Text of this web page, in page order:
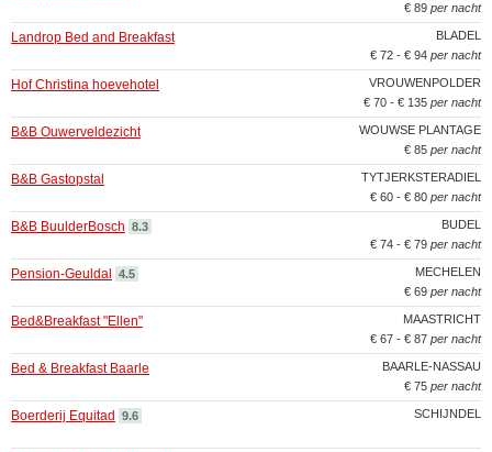
€ 89 per nacht
BLADEL
Landrop Bed and Breakfast
€ 72 - € 94 per nacht
VROUWENPOLDER
Hof Christina hoevehotel
€ 70 - € 135 per nacht
WOUWSE PLANTAGE
B&B Ouwerveldezicht
€ 85 per nacht
TYTJERKSTERADIEL
B&B Gastopstal
€ 60 - € 80 per nacht
BUDEL
B&B BuulderBosch 8.3
€ 74 - € 79 per nacht
MECHELEN
Pension-Geuldal
4.5
€ 69 per nacht
MAASTRICHT
Bed&Breakfast "Ellen"
€ 67 - € 87 per nacht
BAARLE-NASSAU
Bed & Breakfast Baarle
€ 75 per nacht
SCHIJNDEL
Boerderij Equitad 9.6